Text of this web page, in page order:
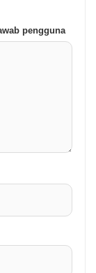
pengguna